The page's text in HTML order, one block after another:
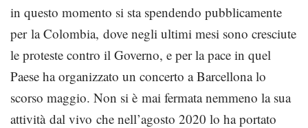
in questo momento si sta spendendo pubblicamente
per la Colombia, dove negli ultimi mesi sono cresciute
le proteste contro il Governo, e per la pace in quel
Paese ha organizzato un concerto a Barcellona lo
scorso maggio. Non si è mai fermata nemmeno la sua
attività dal vivo che nell’agosto 2020 lo ha portato